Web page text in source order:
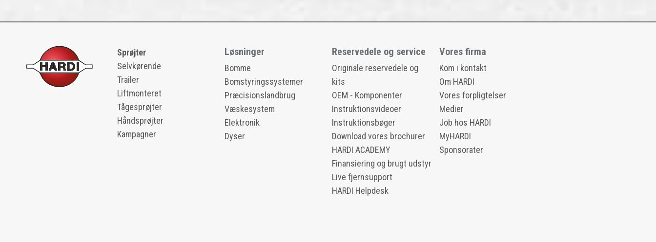
Sprøjter
Selvkørende
Trailer
Liftmonteret
Tågesprøjter
Håndsprøjter
Kampagner
Løsninger
Bomme
Bomstyringssystemer
Præcisionslandbrug
Væskesystem
Elektronik
Dyser
Reservedele og service
Originale reservedele og
kits
OEM - Komponenter
Instruktionsvideoer
Instruktionsbøger
Download vores brochurer
HARDI ACADEMY
Finansiering og brugt udstyr
Live fjernsupport
HARDI Helpdesk
Vores firma
Kom i kontakt
Om HARDI
Vores forpligtelser
Medier
Job hos HARDI
MyHARDI
Sponsorater